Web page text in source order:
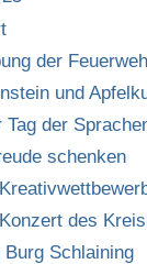
der
und
Tag der
schenken
des
Burg Schlaining